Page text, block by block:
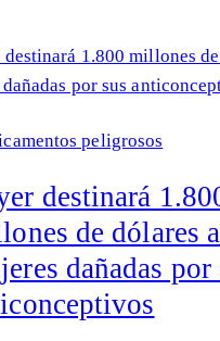
1.800
millones
dólares
9.200
afectadas
por
anticonceptivos
peligrosos
destinará
de dólares
dañadas por